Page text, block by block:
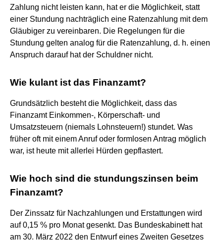
Zahlung nicht leisten kann, hat er die Möglichkeit, statt
einer Stundung nachträglich eine Ratenzahlung mit dem
Gläubiger zu vereinbaren. Die Regelungen für die
Stundung gelten analog für die Ratenzahlung, d. h. einen
Anspruch darauf hat der Schuldner nicht.
Wie kulant ist das Finanzamt?
Grundsätzlich besteht die Möglichkeit, dass das
Finanzamt Einkommen-, Körperschaft- und
Umsatzsteuern (niemals Lohnsteuern!) stundet. Was
früher oft mit einem Anruf oder formlosen Antrag möglich
war, ist heute mit allerlei Hürden gepflastert.
Wie hoch sind die stundungszinsen beim
Finanzamt?
Der Zinssatz für Nachzahlungen und Erstattungen wird
auf 0,15 % pro Monat gesenkt. Das Bundeskabinett hat
am 30. März 2022 den Entwurf eines Zweiten Gesetzes